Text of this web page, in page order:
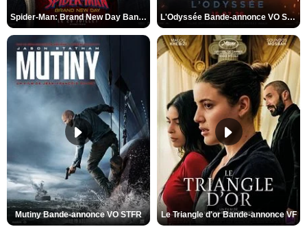
Spider-Man: Brand New Day Bande-annonce VO STFR L'Odyssée Bande-annonce VO STFR
Mutiny Bande-annonce VO STFR Le Triangle d'or Bande-annonce VF